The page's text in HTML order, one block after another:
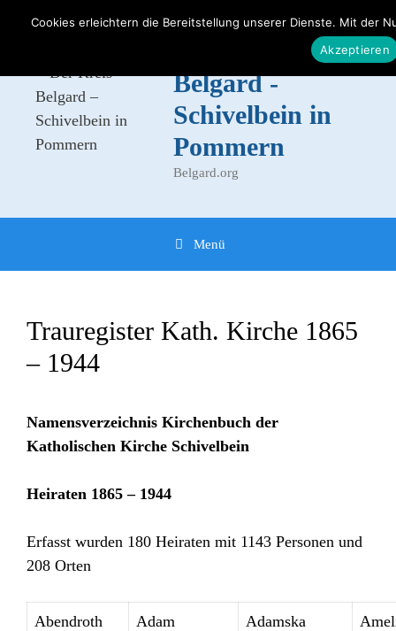
Belgard -
Schivelbein in
Pommern
Belgard.org
Menü
Trauregister Kath. Kirche 1865
– 1944
Namensverzeichnis Kirchenbuch der
Katholischen Kirche Schivelbein
Heiraten 1865 – 1944
Erfasst wurden 180 Heiraten mit 1143 Personen und
208 Orten
Abendroth Adam Adamska
Cookies erleichtern die Bereitstellung unserer Dienste. Mit der
Akzeptieren